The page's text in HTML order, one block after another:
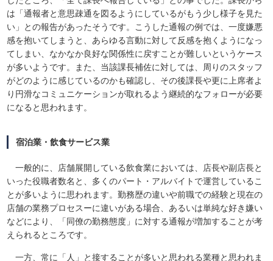
は「通報者と意思疎通を図るようにしているがもう少し様子を見た
い」との報告があったそうです。こうした通報の例では、一度嫌悪
感を抱いてしまうと、あらゆる言動に対して反感を抱くようになっ
てしまい、なかなか良好な関係性に戻すことが難しいというケース
が多いようです。また、当該課長補佐に対しては、周りのスタッフ
がどのように感じているのかも確認し、その後課長や更に上席者よ
り円滑なコミュニケーションが取れるよう継続的なフォローが必要
になると思われます。
宿泊業・飲食サービス業
一般的に、店舗展開している飲食業においては、店長や副店長と
いった役職者数名と、多くのパート・アルバイトで運営しているこ
とが多いように思われます。勤務歴の違いや前職での経験と現在の
店舗の業務プロセスーに違いがある場合、あるいは単純な好き嫌い
などにより、「同僚の勤務態度」に対する通報が増加することが考
えられるところです。
一方、常に「人」と接することが多いと思われる業種と思われま